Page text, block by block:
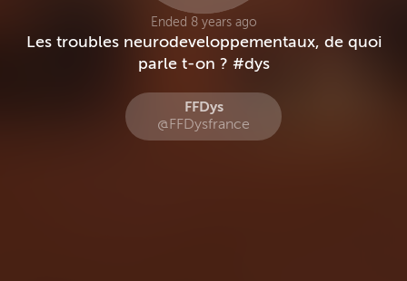
Ended 8 years ago
Les troubles neurodeveloppementaux, de quoi
parle t-on ? #dys
FFDys
@FFDysfrance